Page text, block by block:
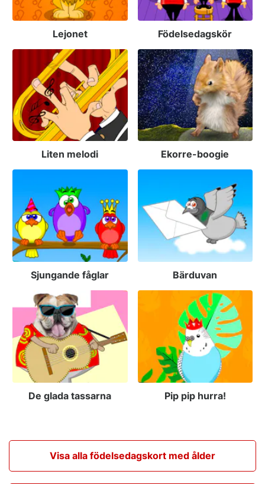
Lejonet Födelsedagskör
Liten melodi Ekorre-boogie
Sjungande fåglar Bärduvan
De glada tassarna Pip pip hurra!
Visa alla födelsedagskort med ålder